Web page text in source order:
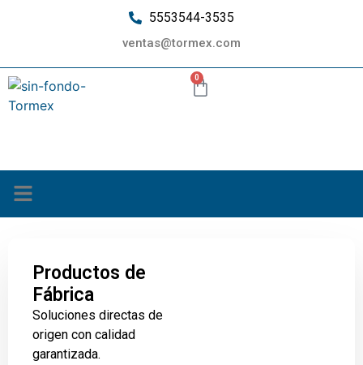
5553544-3535
ventas@tormex.com
0
Productos de
Fábrica
Soluciones directas de
origen con calidad
garantizada.